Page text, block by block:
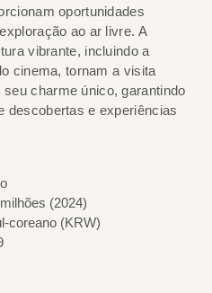
oportunidades
ao ar livre. A
vibrante, incluindo a
cinema, tornam a visita
charme único, garantindo
descobertas e experiências
(2024)
coreano (KRW)